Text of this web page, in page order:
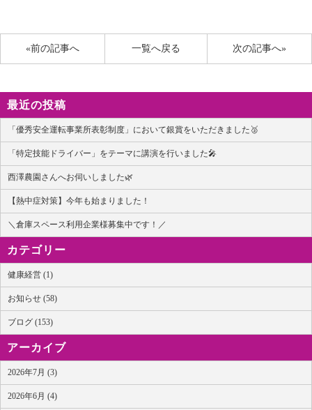
«前の記事へ 次の記事へ»
一覧へ戻る
最近の投稿
「優秀安全運転事業所表彰制度」において銀賞をいただきました🥈
「特定技能ドライバー」をテーマに講演を行いました🎤
西澤農園さんへお伺いしました🌿
【熱中症対策】今年も始まりました！
＼倉庫スペース利用企業様募集中です！／
カテゴリー
健康経営 (1)
お知らせ (58)
ブログ (153)
アーカイブ
2026年7月 (3)
2026年6月 (4)